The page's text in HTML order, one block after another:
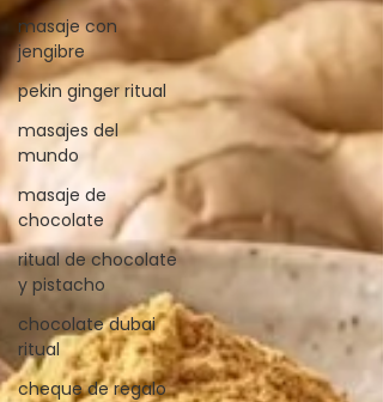
masaje con
jengibre
pekin ginger ritual
masajes del
mundo
masaje de
chocolate
ritual de chocolate
y pistacho
chocolate dubai
ritual
cheque de regalo